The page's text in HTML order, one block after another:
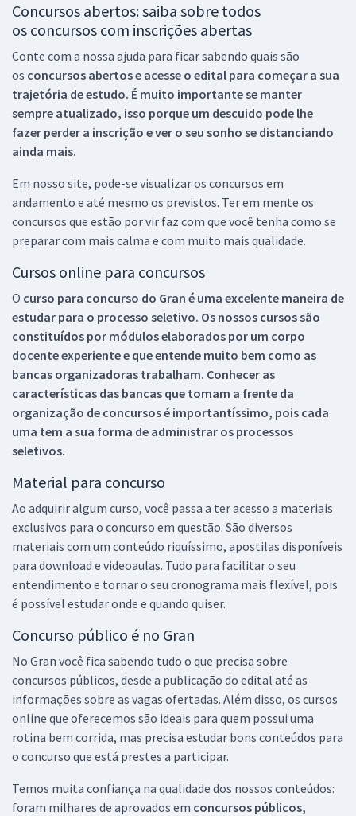
Concursos abertos: saiba sobre todos
os concursos com inscrições abertas
Conte com a nossa ajuda para ficar sabendo quais são
os concursos abertos e acesse o edital para começar a sua
trajetória de estudo. É muito importante se manter
sempre atualizado, isso porque um descuido pode lhe
fazer perder a inscrição e ver o seu sonho se distanciando
ainda mais.
Em nosso site, pode-se visualizar os concursos em
andamento e até mesmo os previstos. Ter em mente os
concursos que estão por vir faz com que você tenha como se
preparar com mais calma e com muito mais qualidade.
Cursos online para concursos
O curso para concurso do Gran é uma excelente maneira de
estudar para o processo seletivo. Os nossos cursos são
constituídos por módulos elaborados por um corpo
docente experiente e que entende muito bem como as
bancas organizadoras trabalham. Conhecer as
características das bancas que tomam a frente da
organização de concursos é importantíssimo, pois cada
uma tem a sua forma de administrar os processos
seletivos.
Material para concurso
Ao adquirir algum curso, você passa a ter acesso a materiais
exclusivos para o concurso em questão. São diversos
materiais com um conteúdo riquíssimo, apostilas disponíveis
para download e videoaulas. Tudo para facilitar o seu
entendimento e tornar o seu cronograma mais flexível, pois
é possível estudar onde e quando quiser.
Concurso público é no Gran
No Gran você fica sabendo tudo o que precisa sobre
concursos públicos, desde a publicação do edital até as
informações sobre as vagas ofertadas. Além disso, os cursos
online que oferecemos são ideais para quem possui uma
rotina bem corrida, mas precisa estudar bons conteúdos para
o concurso que está prestes a participar.
Temos muita confiança na qualidade dos nossos conteúdos:
foram milhares de aprovados em concursos públicos,